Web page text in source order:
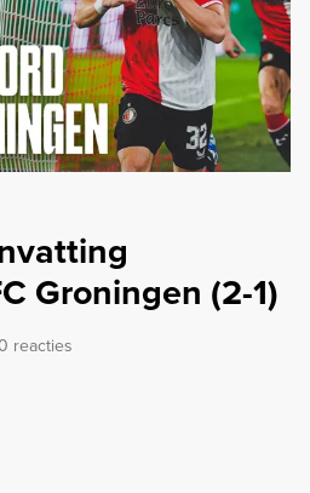
Groningen (2-1)
reacties